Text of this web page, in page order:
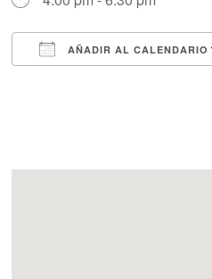
AÑADIR AL CALENDARIO